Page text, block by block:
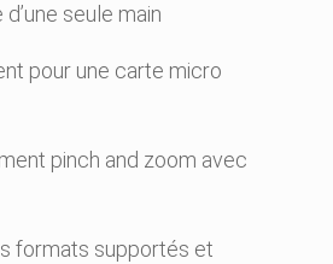
seule main
pour une carte micro
pinch and zoom avec
formats supportés et